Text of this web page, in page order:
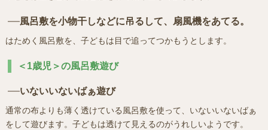
風呂敷を小物干しなどに吊るして、扇風機をあてる。
はためく風呂敷を、子どもは目で追ってつかもうとします。
＜1歳児＞の風呂敷遊び
いないいないばぁ遊び
通常の布よりも薄く透けている風呂敷を使って、いないいないばぁ
をして遊びます。子どもは透けて見えるのがうれしいようです。